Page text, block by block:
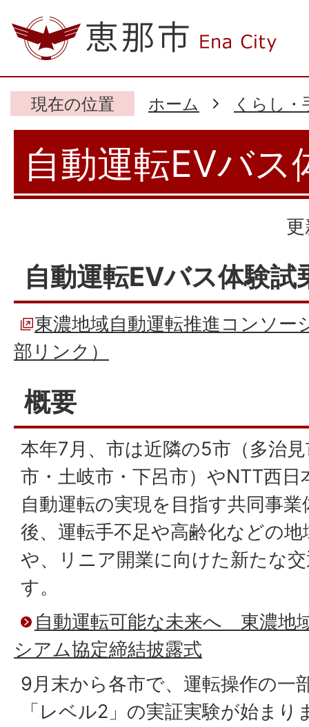
現在の位置 ホーム くらし・
自動運転EVバス
自動運転EVバス体験試
東濃地域自動運転推進コンソー
部リンク）
概要
本年7月、市は近隣の5市（多治
市・土岐市・下呂市）やNTT西
自動運転の実現を目指す共同事
後、運転手不足や高齢化などの
や、リニア開業に向けた新たな
す。
自動運転可能な未来へ 東濃地
シアム協定締結披露式
9月末から各市で、運転操作の一
「レベル2」の実証実験が始ま